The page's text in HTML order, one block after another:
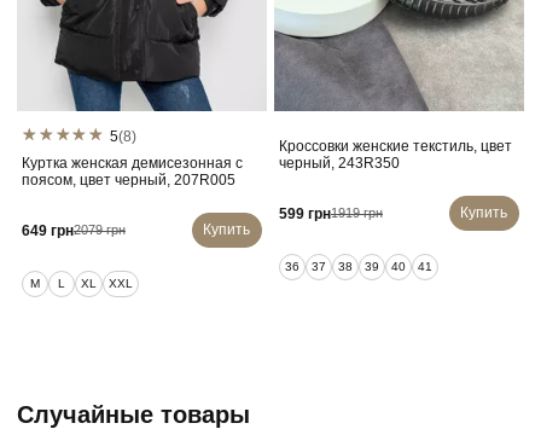
5(8)
Куртка женская демисезонная с
поясом, цвет черный, 207R005
649 грн2079 грн Купить
M L XL XXL
Кроссовки женские текстиль, цвет
черный, 243R350
599 грн1919 грн Купить
36 37 38 39 40 41
Случайные товары